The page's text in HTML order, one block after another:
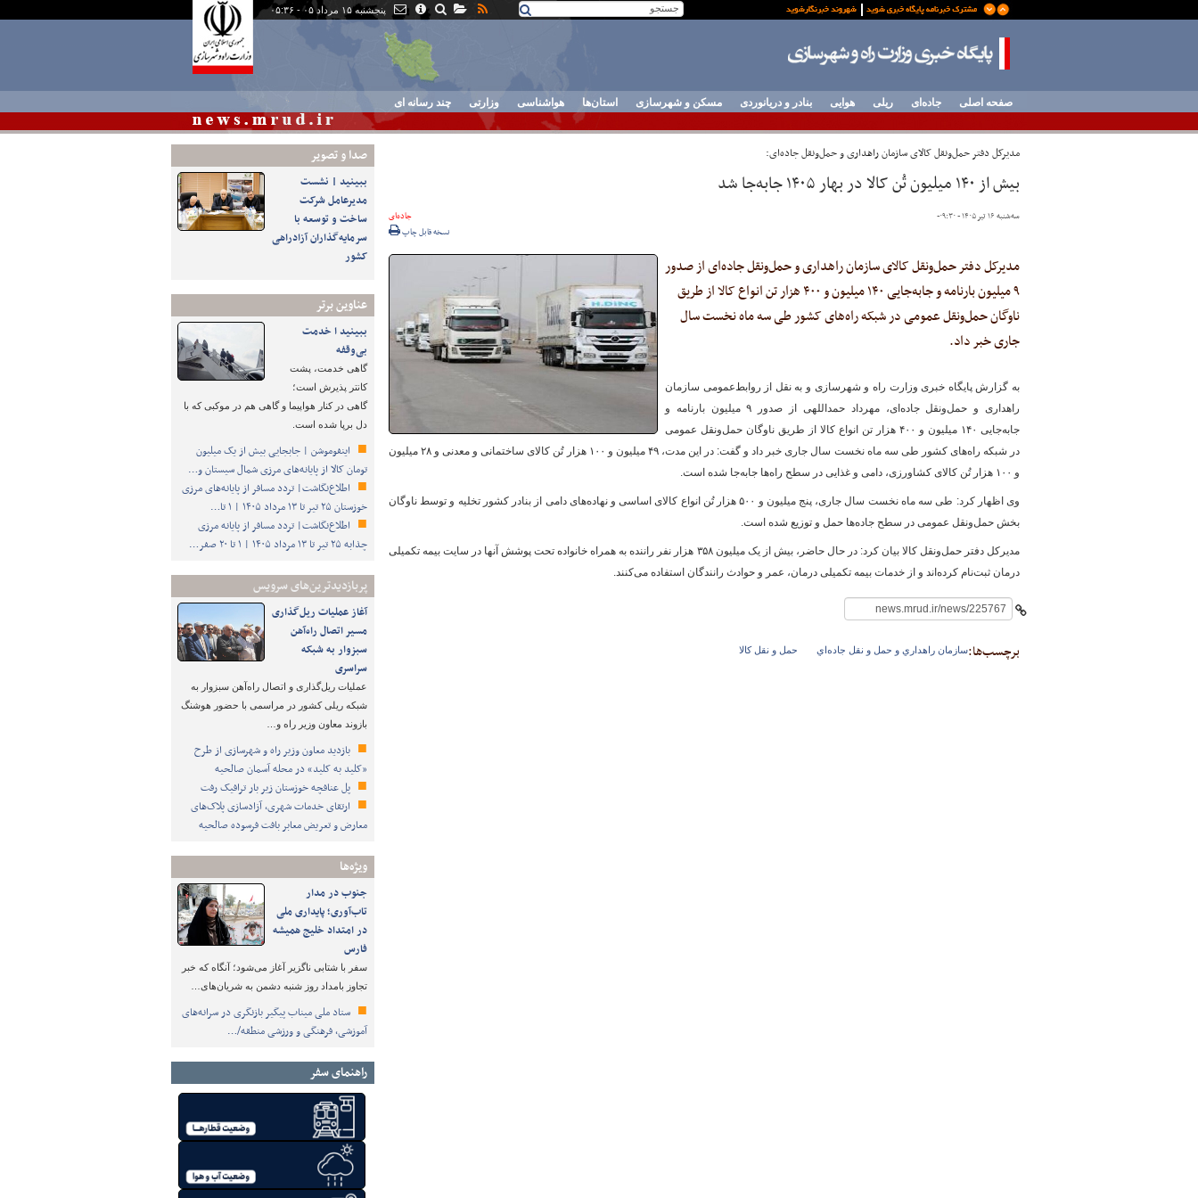
پنجشنبه ۱۵ مرداد ۰۵ - ۰۵:۳۶
پایگاه خبری وزارت راه و
صفحه اصلی جاده‌ای ریلی هوایی بنادر و دریانوردی مسکن و شهرسازی استان‌ها هواشناسی وزارتی چند رسانه ای
صدا و تصوير
ببینید | نشست
مدیرعامل شرکت
ساخت و توسعه با
سرمایه‌گذاران آزادراهی
کشور
عناوین برتر
ببینید ا خدمت
بی‌وقفه
گاهی خدمت، پشت
کانتر پذیرش است؛
گاهی در کنار هواپیما و گاهی هم در موکبی که با
دل برپا شده است.
اینفوموشن | جابجایی بیش از یک میلیون
تومان کالا از پایانه‌های مرزی شمال سیستان و…
اطلاع‌نگاشت| تردد مسافر از پایانه‌های مرزی
خوزستان ۲۵ تیر تا ۱۳ مرداد ۱۴۰۵ | ۱ تا…
اطلاع‌نگاشت| تردد مسافر از پایانه‌ مرزی
چذابه ۲۵ تیر تا ۱۳ مرداد ۱۴۰۵ | ۱ تا ۲۰ صفر…
پربازدیدترین‌های سرویس
آغاز عملیات ریل‌گذاری
مسیر اتصال راه‌آهن
سبزوار به شبکه
سراسری
عملیات ریل‌گذاری و اتصال راه‌آهن سبزوار به
شبکه ریلی کشور در مراسمی با حضور هوشنگ
بازوند معاون وزیر راه و…
بازدید معاون وزیر راه و شهرسازی از طرح
«کلید به کلید» در محله آسمان صالحیه
پل عنافچه خوزستان زیر بار ترافیک رفت
ارتقای خدمات شهری، آزادسازی پلاک‌های
معارض و تعریض معابر بافت فرسوده صالحیه
ویژه‌ها
جنوب در مدار
تاب‌آوری؛ پایداری ملی
در امتداد خلیج همیشه
فارس
سفر با شتابی ناگزیر آغاز می‌شود؛ آنگاه که خبر
تجاوز بامداد روز شنبه دشمن به شریان‌های…
ستاد ملی میناب پیگیر بازنگری در سرانه‌های
آموزشی، فرهنگی و ورزشی منطقه/…
راهنمای سفر
مدیرکل دفتر حمل‌ونقل کالای سازمان راهداری و حمل‌ونقل جاده‌ای:
بیش از ۱۴۰ میلیون تُن کالا در بهار ۱۴۰۵ جابه‌جا شد
سه‌شنبه ۱۶ تیر ۱۴۰۵ - ۰۹:۳۰ -
جاده‌ای
نسخه قابل چاپ
مدیرکل دفتر حمل‌ونقل کالای سازمان راهداری و حمل‌ونقل جاده‌ای از صدور
۹ میلیون بارنامه و جابه‌جایی ۱۴۰ میلیون و ۴۰۰ هزار تن انواع کالا از طریق
ناوگان حمل‌ونقل عمومی در شبکه راه‌های کشور طی سه ماه نخست سال
جاری خبر داد.
به گزارش پایگاه خبری وزارت راه و شهرسازی و به نقل از روابط‌عمومی سازمان
راهداری و حمل‌ونقل جاده‌ای، مهرداد حمداللهی از صدور ۹ میلیون بارنامه و
جابه‌جایی ۱۴۰ میلیون و ۴۰۰ هزار تن انواع کالا از طریق ناوگان حمل‌ونقل عمومی
در شبکه راه‌های کشور طی سه ماه نخست سال جاری خبر داد و گفت: در این مدت، ۴۹ میلیون و ۱۰۰ هزار تُن کالای ساختمانی و معدنی و ۲۸ میلیون
و ۱۰۰ هزار تُن کالای کشاورزی، دامی و غذایی در سطح راه‌ها جابه‌جا شده است.
وی اظهار کرد: طی سه ماه نخست سال جاری، پنج میلیون و ۵۰۰ هزار تُن انواع کالای اساسی و نهاده‌های دامی از بنادر کشور تخلیه و توسط ناوگان
بخش حمل‌ونقل عمومی در سطح جاده‌ها حمل و توزیع شده است.
مدیرکل دفتر حمل‌ونقل کالا بیان کرد: در حال حاضر، بیش از یک میلیون ۳۵۸ هزار نفر راننده به همراه خانواده تحت پوشش آنها در سایت بیمه تکمیلی
درمان ثبت‌نام کرده‌اند و از خدمات بیمه تکمیلی درمان، عمر و حوادث رانندگان استفاده می‌کنند.
برچسب‌ها:سازمان راهداري و حمل و نقل جاده‌اي حمل و نقل کالا